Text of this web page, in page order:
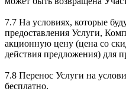
7.7 На условиях, которые
предоставления Услуги,
акционную цену (цена со
действия предложения) для
7.8 Перенос Услуги на
бесплатно.